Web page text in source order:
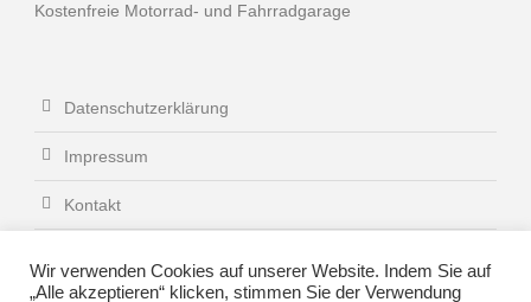
Kostenfreie Motorrad- und Fahrradgarage
Datenschutzerklärung
Impressum
Kontakt
Wir verwenden Cookies auf unserer Website. Indem Sie auf
„Alle akzeptieren“ klicken, stimmen Sie der Verwendung